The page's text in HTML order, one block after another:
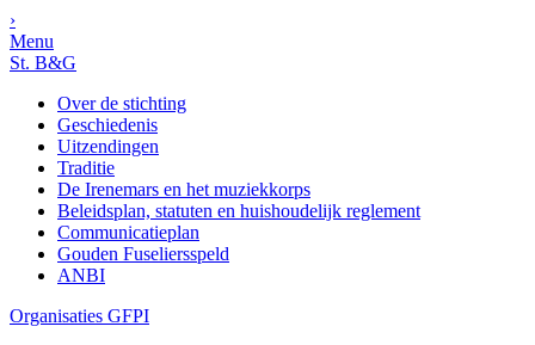
›
Menu
St. B&G
Over de stichting
Geschiedenis
Uitzendingen
Traditie
De Irenemars en het muziekkorps
Beleidsplan, statuten en huishoudelijk reglement
Communicatieplan
Gouden Fuseliersspeld
ANBI
Organisaties GFPI